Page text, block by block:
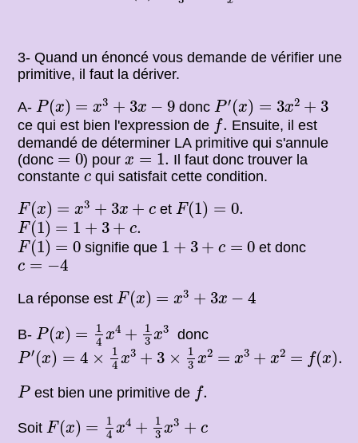
3- Quand un énoncé vous demande de vérifier une
primitive, il faut la dériver.
A-P(x) = x3 + 3x − 9
P(x )= +3 x −9
donc P ′(x) = 3x2 + 3
P′(x = 2 +3
ce qui est bien l'expression de f.
f. Ensuite, il est
demandé de déterminer LA primitive qui s'annule
(donc = 0
=0 ) pourx = 1.
x=1.
Il faut donc trouver la
constantec
cqui satisfait cette condition.
F(x) = x3 + 3x + c
F(x )= +3 x +c
et F(1) = 0.
F(1)=
F(1) = 1 + 3 + c.
F(1)= +3 + c.
F(1) = 0
F(1)= signifie que 1 + 3 + c = 0
1 + + c 0
et donc
c = −4
c = −4
La réponse estF(x) = x3 + 3x − 4
F(x )= +3 x −4
B- P(x) =
1
4 x4 +
1
3 x3
P(x )= x + x
donc
P ′(x) = 4 ×
1
4 x3 + 3 ×
1
3 x2
P′( x )= 4 1 4x 3 3 ×1 3
=
= x3 + x2
3 + 2 =
= f(x).
f(x .
P
Pest bien une primitive de f.
.
Soit F(x) =
1
4 x4 +
1
3 x3 + c
F(x )= x + x +